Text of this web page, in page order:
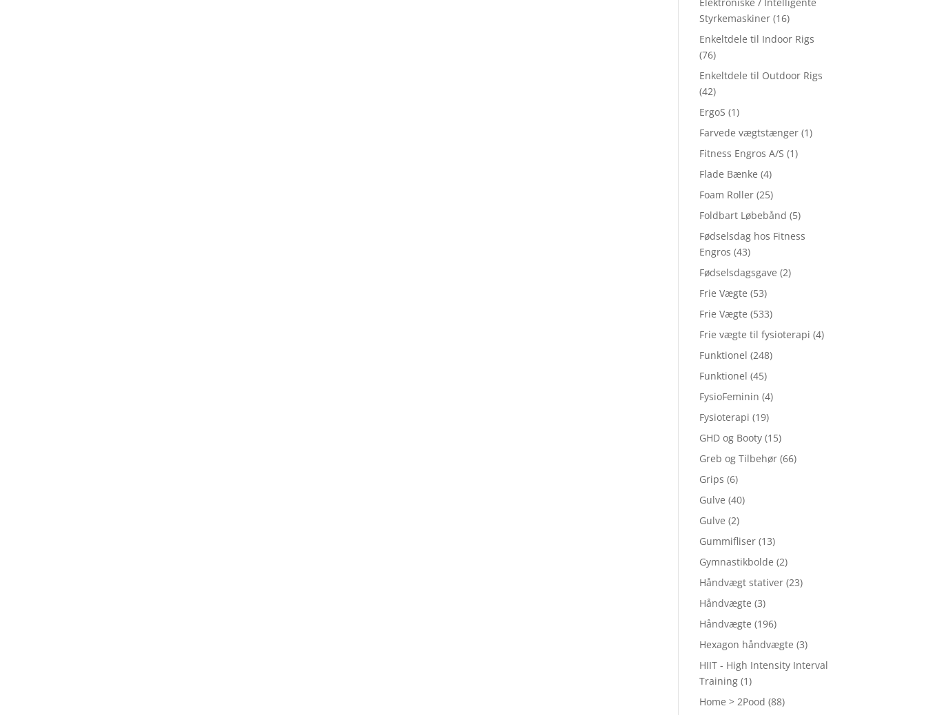
Styrkemaskiner (16)
Enkeltdele til Indoor Rigs
(76)
Enkeltdele til Outdoor Rigs
(42)
ErgoS (1)
Farvede vægtstænger (1)
Fitness Engros A/S (1)
Flade Bænke (4)
Foam Roller (25)
Foldbart Løbebånd (5)
Fødselsdag hos Fitness
Engros (43)
Fødselsdagsgave (2)
Frie Vægte (53)
Frie Vægte (533)
Frie vægte til fysioterapi (4)
Funktionel (248)
Funktionel (45)
FysioFeminin (4)
Fysioterapi (19)
GHD og Booty (15)
Greb og Tilbehør (66)
Grips (6)
Gulve (40)
Gulve (2)
Gummifliser (13)
Gymnastikbolde (2)
Håndvægt stativer (23)
Håndvægte (3)
Håndvægte (196)
Hexagon håndvægte (3)
HIIT - High Intensity Interval
Training (1)
Home > 2Pood (88)